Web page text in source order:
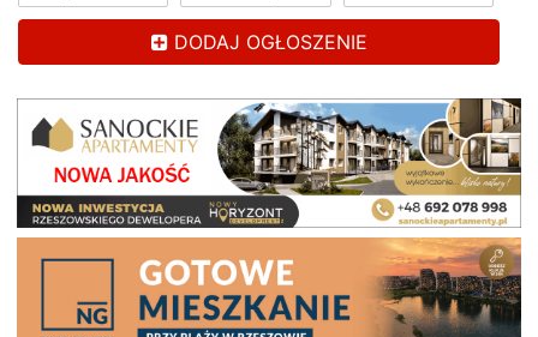
DODAJ OGŁOSZENIE